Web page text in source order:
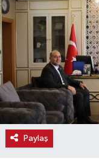
Paylaş
Haber İlanlar
Kültür-Sanat
Magazin
Resmi İlanlar
Sağlık